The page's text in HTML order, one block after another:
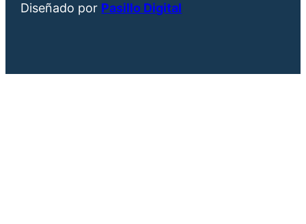
Diseñado por Pasillo Digital